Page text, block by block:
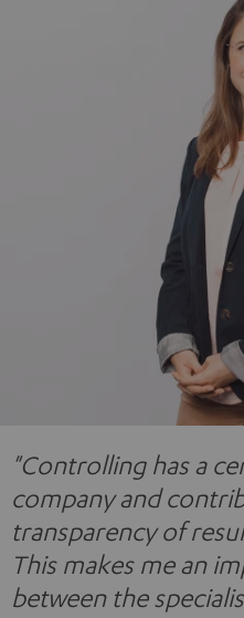
"Controlling has a
company and
transparency of
This makes me an
between the